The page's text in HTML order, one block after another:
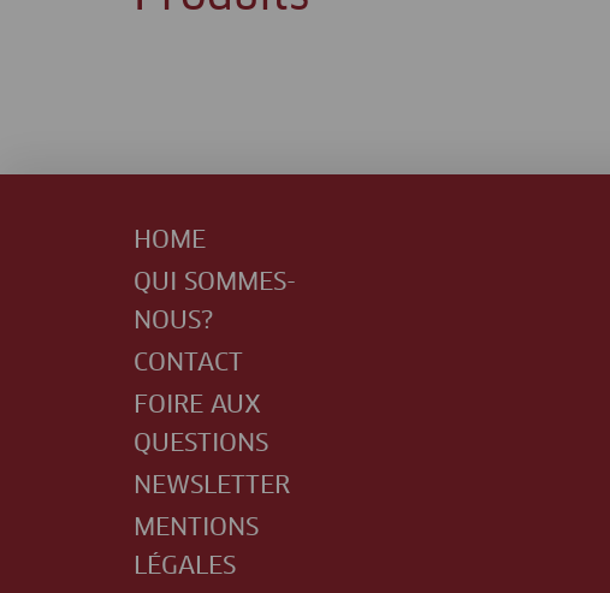
HOME
QUI SOMMES-
NOUS?
CONTACT
FOIRE AUX
QUESTIONS
NEWSLETTER
MENTIONS
LÉGALES